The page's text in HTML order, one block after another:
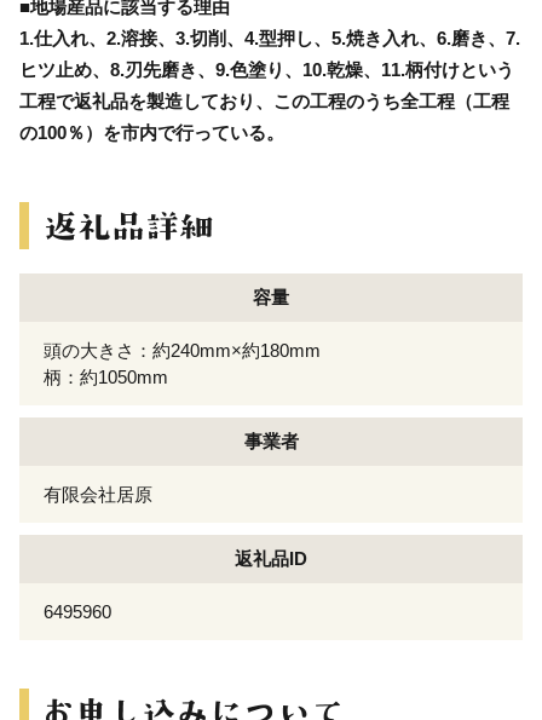
■地場産品に該当する理由
1.仕入れ、2.溶接、3.切削、4.型押し、5.焼き入れ、6.磨き、7.
ヒツ止め、8.刃先磨き、9.色塗り、10.乾燥、11.柄付けという
工程で返礼品を製造しており、この工程のうち全工程（工程
の100％）を市内で行っている。
容量
頭の大きさ：約240mm×約180mm
柄：約1050mm
事業者
有限会社居原
返礼品ID
6495960